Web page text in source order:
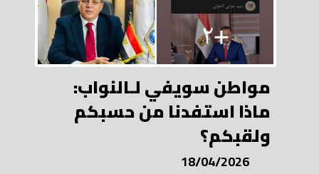
مواطن سويفي لـالنواب:
ماذا استفدنا من حسبكم
ولقبكم؟
18/04/2026